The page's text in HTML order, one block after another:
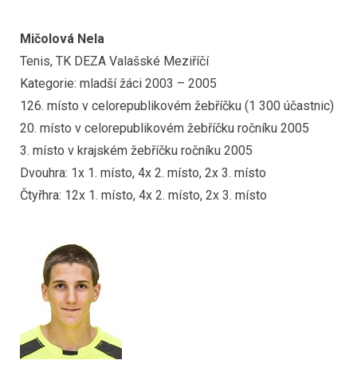
Mičolová Nela
Tenis, TK DEZA Valašské Meziříčí
Kategorie: mladší žáci 2003 – 2005
126. místo v celorepublikovém žebříčku (1 300 účastnic)
20. místo v celorepublikovém žebříčku ročníku 2005
3. místo v krajském žebříčku ročníku 2005
Dvouhra: 1x 1. místo, 4x 2. místo, 2x 3. místo
Čtyřhra: 12x 1. místo, 4x 2. místo, 2x 3. místo